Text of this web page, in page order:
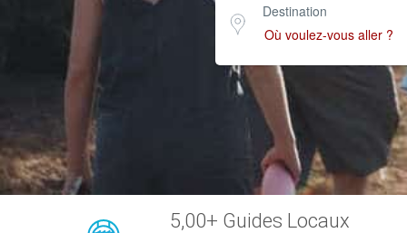
Destination
5,00+ Guides Locaux